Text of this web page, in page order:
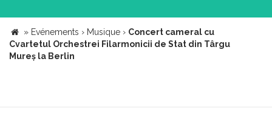
» Evénements › Musique › Concert cameral cu
Cvartetul Orchestrei Filarmonicii de Stat din Târgu
Mureș la Berlin